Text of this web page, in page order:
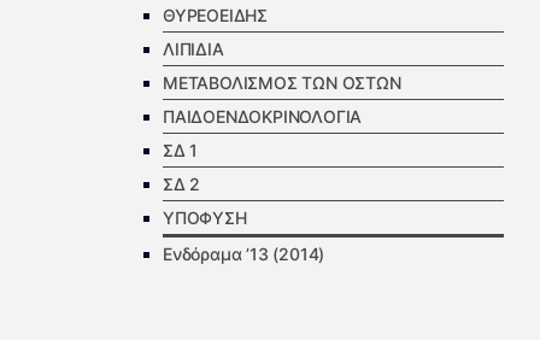
ΘΥΡΕΟΕΙΔΗΣ
ΛΙΠΙΔΙΑ
ΜΕΤΑΒΟΛΙΣΜΟΣ ΤΩΝ ΟΣΤΩΝ
ΠΑΙΔΟΕΝΔΟΚΡΙΝΟΛΟΓΙΑ
ΣΔ 1
ΣΔ 2
ΥΠΟΦΥΣΗ
Ενδόραμα ’13 (2014)